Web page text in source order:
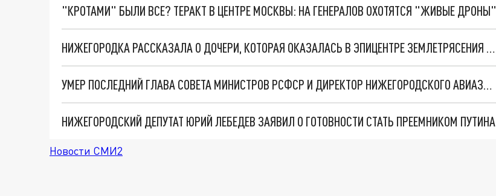
"КРОТАМИ" БЫЛИ ВСЕ? ТЕРАКТ В ЦЕНТРЕ МОСКВЫ: НА ГЕНЕРАЛОВ ОХОТЯТСЯ "ЖИВЫЕ ДРОНЫ"
НИЖЕГОРОДКА РАССКАЗАЛА О ДОЧЕРИ, КОТОРАЯ ОКАЗАЛАСЬ В ЭПИЦЕНТРЕ ЗЕМЛЕТРЯСЕНИЯ В ТУРЦИИ
УМЕР ПОСЛЕДНИЙ ГЛАВА СОВЕТА МИНИСТРОВ РСФСР И ДИРЕКТОР НИЖЕГОРОДСКОГО АВИАЗАВОДА "СОКОЛ" ИВАН СИЛАЕВ
НИЖЕГОРОДСКИЙ ДЕПУТАТ ЮРИЙ ЛЕБЕДЕВ ЗАЯВИЛ О ГОТОВНОСТИ СТАТЬ ПРЕЕМНИКОМ ПУТИНА
Новости СМИ2